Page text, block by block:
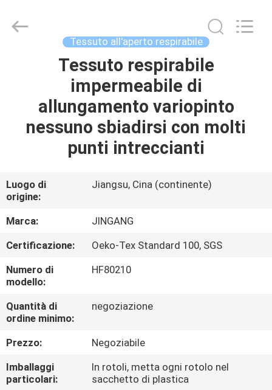
PRODOTTI
GIRO
DELLA
FABBRICA
CONTROLLO
DI
QUALITÀ
CONTATTICI
Textile
Co.,Ltd.
Tessuto all'aperto respirabile
Tessuto respirabile
impermeabile di
allungamento variopinto
nessuno sbiadirsi con molti
punti intreccianti
Luogo di
origine:
Jiangsu, Cina (continente)
Marca:
JINGANG
Certificazione:
Oeko-Tex Standard 100, SGS
Numero di
modello:
HF80210
Quantità di
ordine minimo:
negoziazione
Prezzo:
Negoziabile
Imballaggi
particolari:
In rotoli, metta ogni rotolo nel
sacchetto di plastica